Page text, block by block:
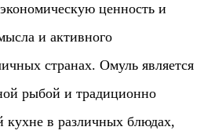
ценность и
и активного
странах. Омуль является
рыбой и традиционно
кухне в различных блюдах,